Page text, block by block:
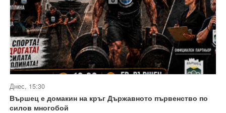
Днес, 15:30
Вършец е домакин на кръг Държавното първенство по
силов многобой